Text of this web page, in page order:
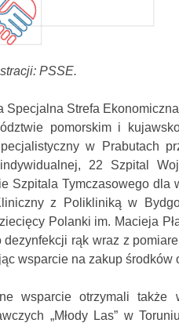
PSSE.
Specjalna Strefa
pomorskim i
w Prabutach
22 Szpital
Szpitala Tymczasowego dla
z Polikliniką w
Polanki im. Macieja
dezynfekcji rąk wraz z
wsparcie na zakup
wsparcie otrzymali także
„Młody Las” w